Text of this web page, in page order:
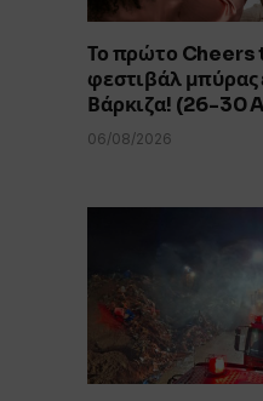
Το πρώτο Cheers
φεστιβάλ μπύρας
Βάρκιζα! (26-30
06/08/2026